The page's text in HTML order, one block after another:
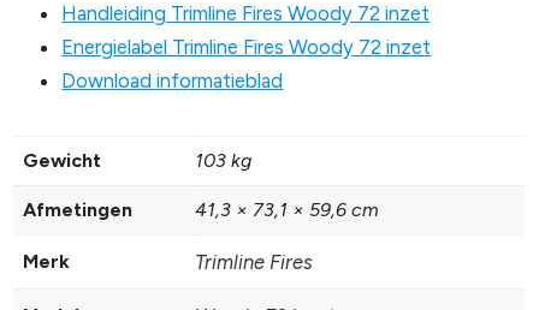
Handleiding Trimline Fires Woody 72 inzet
Energielabel Trimline Fires Woody 72 inzet
Download informatieblad
Gewicht 103 kg
Afmetingen 41,3 × 73,1 × 59,6 cm
Merk Trimline Fires